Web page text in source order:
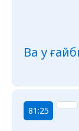
Ва у
81:25